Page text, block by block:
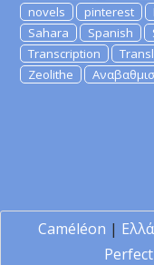
novels
pinterest
Sahara
Spanish
Transcription
Zeolithe
Caméléon |